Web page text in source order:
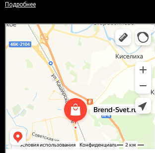
Подробнее